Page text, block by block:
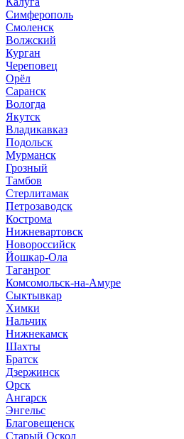
Симферополь
Смоленск
Волжский
Курган
Череповец
Орёл
Саранск
Вологда
Якутск
Владикавказ
Подольск
Мурманск
Грозный
Тамбов
Стерлитамак
Петрозаводск
Кострома
Нижневартовск
Новороссийск
Йошкар-Ола
Таганрог
Комсомольск-на-Амуре
Сыктывкар
Химки
Нальчик
Нижнекамск
Шахты
Братск
Дзержинск
Орск
Ангарск
Энгельс
Благовещенск
Старый Оскол